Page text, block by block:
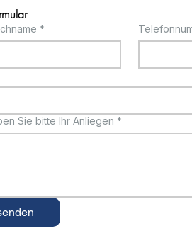
*
Sie bitte Ihr Anliegen *